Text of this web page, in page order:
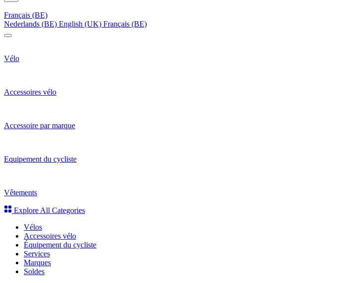
Français (BE)
Nederlands (BE) English (UK) Français (BE)
Vélo
Accessoires vélo
Accessoire par marque
Equipement du cycliste
Vêtements
Explore All Categories
Vélos
Accessoires vélo
Équipement du cycliste
Services
Marques
Soldes